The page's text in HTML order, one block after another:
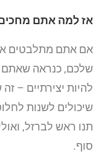
אז למה אתם
אם אתם מתלבטים
שלכם, כנראה שאתם
להיות יצירתיים –
שיכולים לשנות
תנו ראש לברזל,
סוף.